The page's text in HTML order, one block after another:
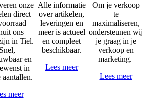
onze
direct
ons
in Tiel.
Snel,
en
in
meer
Alle informatie
over artikelen,
leveringen en
meer is actueel
en compleet
beschikbaar.
Lees meer
Om je verkoop
te
maximaliseren,
ondersteunen wij
je graag in je
verkoop en
marketing.
Lees meer